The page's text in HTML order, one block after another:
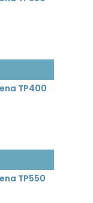
TP400
TP550